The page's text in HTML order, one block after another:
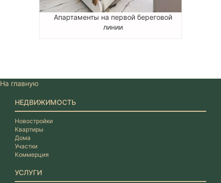
Апартаменты на первой береговой
линии
На главную
НЕДВИЖИМОСТЬ
Новостройки
Квартиры
Дома
Участки
Коммерция
УСЛУГИ